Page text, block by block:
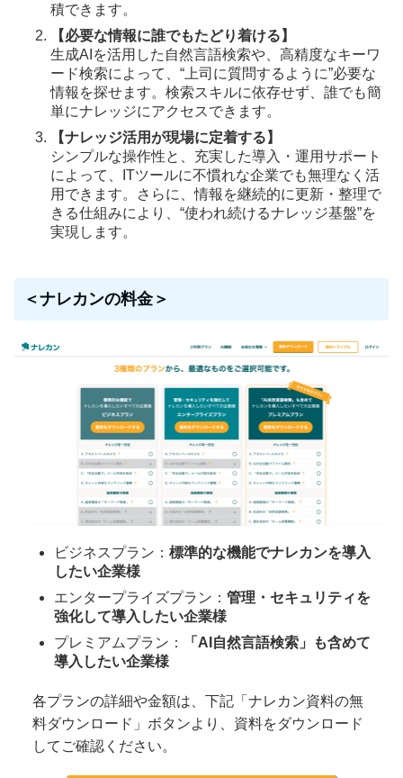
積できます。
【必要な情報に誰でもたどり着ける】
生成AIを活用した自然言語検索や、高精度なキーワ
ード検索によって、“上司に質問するように”必要な
情報を探せます。検索スキルに依存せず、誰でも簡
単にナレッジにアクセスできます。
【ナレッジ活用が現場に定着する】
シンプルな操作性と、充実した導入・運用サポート
によって、ITツールに不慣れな企業でも無理なく活
用できます。さらに、情報を継続的に更新・整理で
きる仕組みにより、“使われ続けるナレッジ基盤”を
実現します。
＜ナレカンの料金＞
ビジネスプラン： 標準的な機能でナレカンを導入
したい企業様
エンタープライズプラン： 管理・セキュリティを
強化して導入したい企業様
プレミアムプラン：
「AI自然言語検索」も含めて
導入したい企業様
各プランの詳細や金額は、下記「ナレカン資料の無
料ダウンロード」ボタンより、資料をダウンロード
してご確認ください。